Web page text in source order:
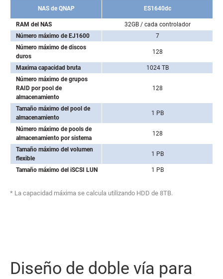
NAS de QNAP ES1640dc
RAM del NAS
32GB / cada controlador
Número máximo de EJ1600
7
Número máximo de discos
duros
128
Maxima capacidad bruta
1024 TB
Número máximo de grupos
RAID por pool de
almacenamiento
128
Tamaño máximo del pool de
almacenamiento
1 PB
Número máximo de pools de
almacenamiento por sistema
128
Tamaño máximo del volumen
flexible
1 PB
Tamaño máximo del iSCSI LUN 1 PB
* La capacidad máxima se calcula utilizando HDD de 8TB.
Diseño de doble vía para